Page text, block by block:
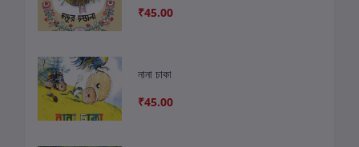
₹45.00
নানা চাকা
₹45.00